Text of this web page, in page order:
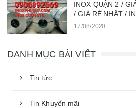
INOX QUẬN 2 /
/ GIÁ RẺ NHẤT /
17/08/2020
DANH MỤC BÀI VIẾT
Tin tức
Tin Khuyến mãi